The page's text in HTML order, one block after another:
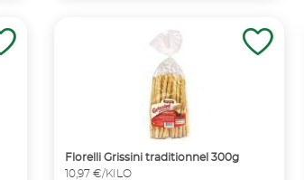
Florelli Grissini traditionnel 300g
10,97 €/KILO